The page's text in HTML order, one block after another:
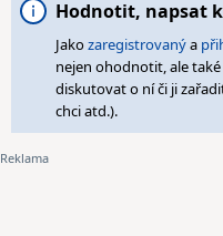
Hodnotit, napsat
Jakozaregistrovanýa
nejen ohodnotit, ale
diskutovat o ní či ji
chci atd.).